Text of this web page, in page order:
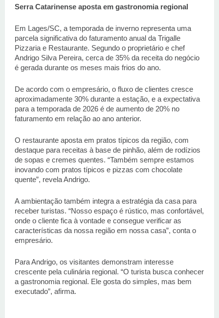
Serra Catarinense aposta em gastronomia regional
Em Lages/SC, a temporada de inverno representa uma
parcela significativa do faturamento anual da Trigalle
Pizzaria e Restaurante. Segundo o proprietário e chef
Andrigo Silva Pereira, cerca de 35% da receita do negócio
é gerada durante os meses mais frios do ano.
De acordo com o empresário, o fluxo de clientes cresce
aproximadamente 30% durante a estação, e a expectativa
para a temporada de 2026 é de aumento de 20% no
faturamento em relação ao ano anterior.
O restaurante aposta em pratos típicos da região, com
destaque para receitas à base de pinhão, além de rodízios
de sopas e cremes quentes. “Também sempre estamos
inovando com pratos típicos e pizzas com chocolate
quente”, revela Andrigo.
A ambientação também integra a estratégia da casa para
receber turistas. “Nosso espaço é rústico, mas confortável,
onde o cliente fica à vontade e consegue verificar as
características da nossa região em nossa casa”, conta o
empresário.
Para Andrigo, os visitantes demonstram interesse
crescente pela culinária regional. “O turista busca conhecer
a gastronomia regional. Ele gosta do simples, mas bem
executado”, afirma.